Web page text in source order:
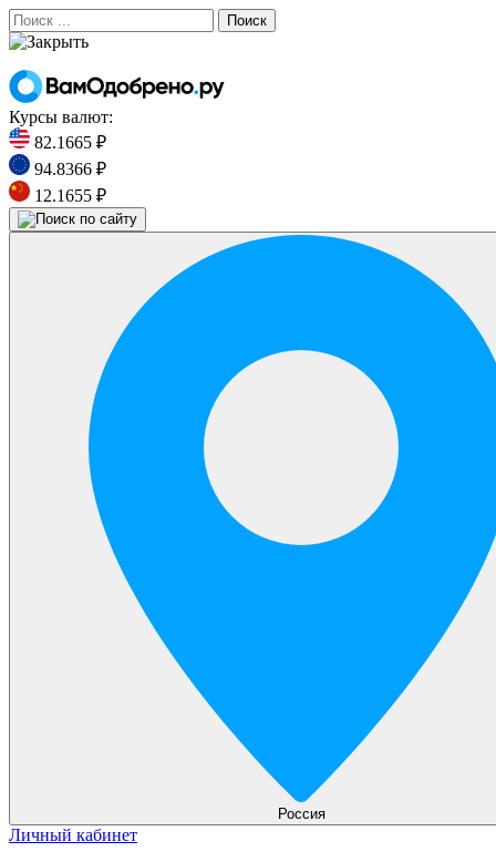
Поиск
Курсы валют:
82.1665 ₽
94.8366 ₽
12.1655 ₽
Россия
Личный кабинет